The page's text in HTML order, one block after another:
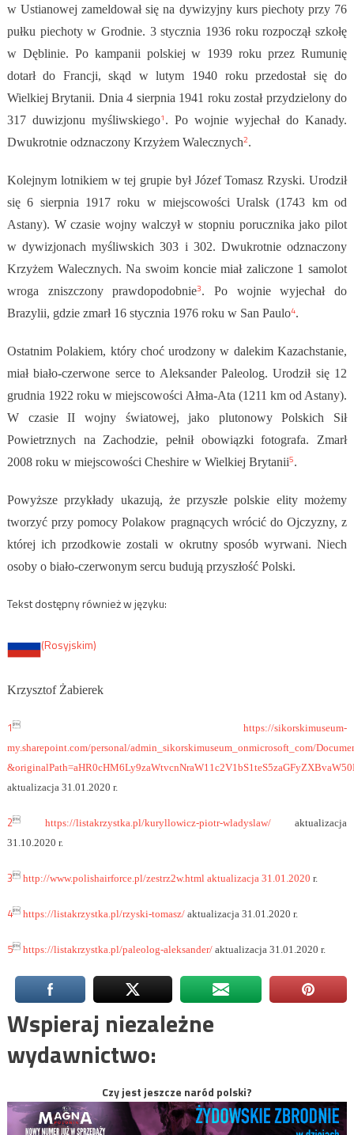
w Ustianowej zameldował się na dywizyjny kurs piechoty przy 76
pułku piechoty w Grodnie. 3 stycznia 1936 roku rozpoczął szkołę
w Dęblinie. Po kampanii polskiej w 1939 roku przez Rumunię
dotarł do Francji, skąd w lutym 1940 roku przedostał się do
Wielkiej Brytanii. Dnia 4 sierpnia 1941 roku został przydzielony do
317 duwizjonu myśliwskiego1. Po wojnie wyjechał do Kanady.
Dwukrotnie odznaczony Krzyżem Walecznych2.
Kolejnym lotnikiem w tej grupie był Józef Tomasz Rzyski. Urodził
się 6 sierpnia 1917 roku w miejscowości Uralsk (1743 km od
Astany). W czasie wojny walczył w stopniu porucznika jako pilot
w dywizjonach myśliwskich 303 i 302. Dwukrotnie odznaczony
Krzyżem Walecznych. Na swoim koncie miał zaliczone 1 samolot
wroga zniszczony prawdopodobnie3. Po wojnie wyjechał do
Brazylii, gdzie zmarł 16 stycznia 1976 roku w San Paulo4.
Ostatnim Polakiem, który choć urodzony w dalekim Kazachstanie,
miał biało-czerwone serce to Aleksander Paleolog. Urodził się 12
grudnia 1922 roku w miejscowości Ałma-Ata (1211 km od Astany).
W czasie II wojny światowej, jako plutonowy Polskich Sił
Powietrznych na Zachodzie, pełnił obowiązki fotografa. Zmarł
2008 roku w miejscowości Cheshire w Wielkiej Brytanii5.
Powyższe przykłady ukazują, że przyszłe polskie elity możemy
tworzyć przy pomocy Polakow pragnących wrócić do Ojczyzny, z
której ich przodkowie zostali w okrutny sposób wyrwani. Niech
osoby o biało-czerwonym sercu budują przyszłość Polski.
Tekst dostępny również w języku:
(Rosyjskim)
Krzysztof Żabierek
1
https://sikorskimuseum-
my.sharepoint.com/personal/admin_sikorskimuseum_onmicrosoft_com/
aktualizacja 31.01.2020 r.
2 https://listakrzystka.pl/kuryllowicz-piotr-wladyslaw/aktualizacja
31.10.2020 r.
3 http://www.polishairforce.pl/zestrz2w.html aktualizacja 31.01.2020 r.
4 https://listakrzystka.pl/rzyski-tomasz/aktualizacja 31.01.2020 r.
5 https://listakrzystka.pl/paleolog-aleksander/aktualizacja 31.01.2020 r.
Wspieraj niezależne
wydawnictwo:
Czy jest jeszcze naród polski?